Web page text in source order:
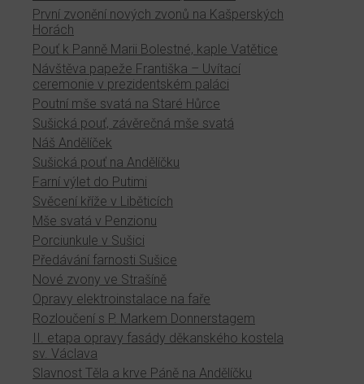
První zvonění nových zvonů na Kašperských
Horách
Pouť k Panně Marii Bolestné, kaple Vatětice
Návštěva papeže Františka – Uvítací
ceremonie v prezidentském paláci
Poutní mše svatá na Staré Hůrce
Sušická pouť, závěrečná mše svatá
Náš Andělíček
Sušická pouť na Andělíčku
Farní výlet do Putimi
Svěcení kříže v Liběticích
Mše svatá v Penzionu
Porciunkule v Sušici
Předávání farnosti Sušice
Nové zvony ve Strašíně
Opravy elektroinstalace na faře
Rozloučení s P. Markem Donnerstagem
II. etapa opravy fasády děkanského kostela
sv. Václava
Slavnost Těla a krve Páně na Andělíčku